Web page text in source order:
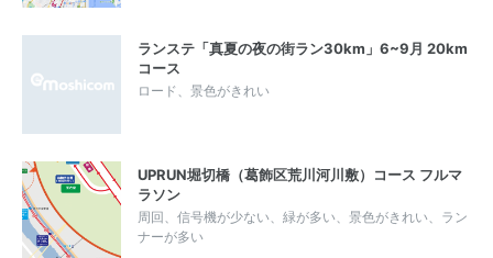
ランステ「真夏の夜の街ラン30km」6~9月 20km
コース
ロード、景色がきれい
UPRUN堀切橋（葛飾区荒川河川敷）コース フルマ
ラソン
周回、信号機が少ない、緑が多い、景色がきれい、ラン
ナーが多い